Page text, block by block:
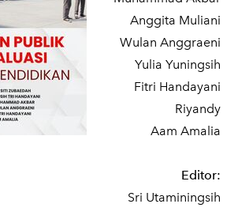
Anggita Muliani
Wulan Anggraeni
Yulia Yuningsih
Fitri Handayani
Riyandy
Aam Amalia
Editor:
Sri Utaminingsih